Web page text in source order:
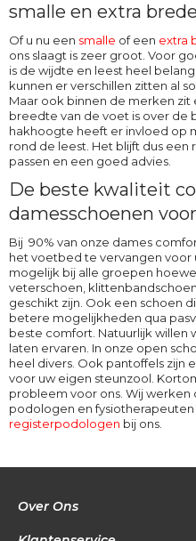
smalle en extra
Of u nu een smalle of een extra
ons slaagt is zeer groot. Voor
is de wijdte en leest heel
kunnen er verschillen zitten al
Maar ook binnen de merken
breedte van de voet is over de
hakhoogte heeft er invloed op
rond de leest. Het blijft dus een
passen en een goed advies.
De beste kwaliteit
damesschoenen
Bij 90% van onze dames
het voetbed te vervangen voor
mogelijk bij alle groepen
veterschoen,
geschikt zijn. Ook een schoen
betere mogelijkheden qua
beste comfort. Natuurlijk willen
laten ervaren. In onze open
heel divers. Ook pantoffels zijn
voor uw eigen steunzool.
probleem voor ons. Wij
podologen en
registerpodologen bij ons.
Over Ons